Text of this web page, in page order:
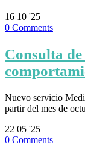
16 10 '25
0 Comments
Consulta
Nuevo servicio
partir del mes de
22 05 '25
0 Comments